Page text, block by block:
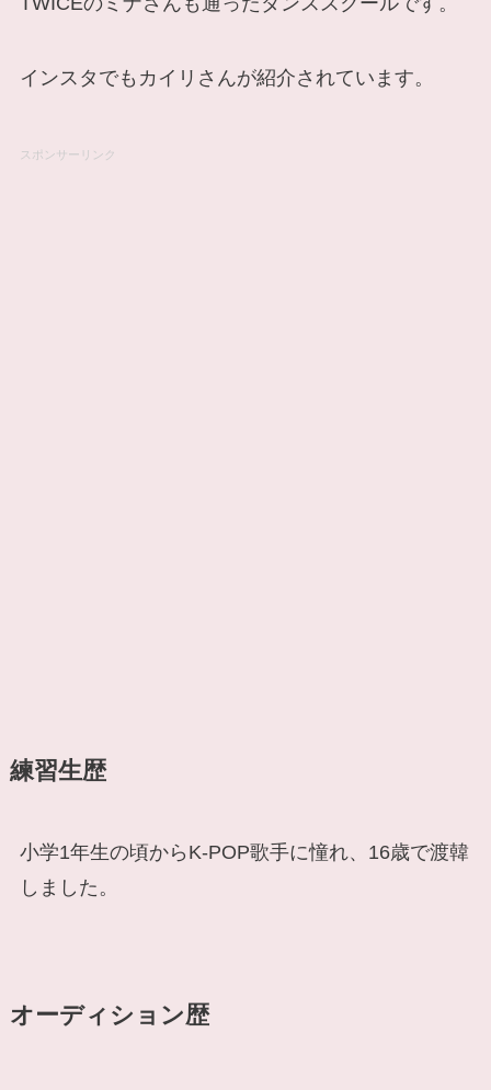
インスタでもカイリさんが紹介されています。
スポンサーリンク
練習生歴
小学1年生の頃からK-POP歌手に憧れ、16歳で渡韓
しました。
オーディション歴